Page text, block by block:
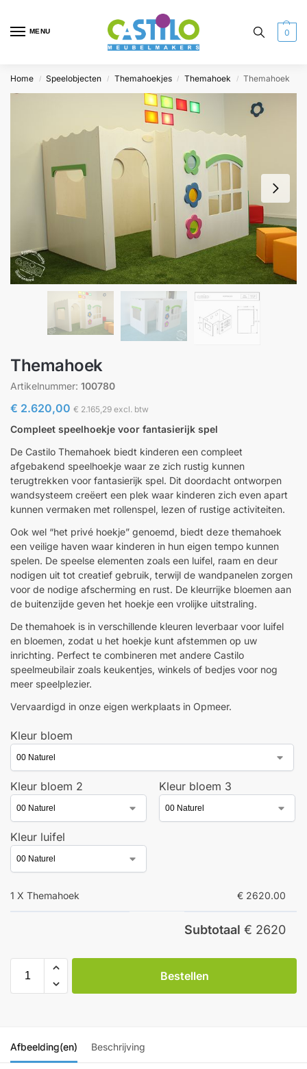
MENU 0
Home / Speelobjecten / Themahoekjes / Themahoek / Themahoek
Themahoek
Artikelnummer: 100780
€ 2.620,00 € 2.165,29 excl. btw
Compleet speelhoekje voor fantasierijk spel
De Castilo Themahoek biedt kinderen een compleet
afgebakend speelhoekje waar ze zich rustig kunnen
terugtrekken voor fantasierijk spel. Dit doordacht ontworpen
wandsysteem creëert een plek waar kinderen zich even apart
kunnen vermaken met rollenspel, lezen of rustige activiteiten.
Ook wel “het privé hoekje” genoemd, biedt deze themahoek
een veilige haven waar kinderen in hun eigen tempo kunnen
spelen. De speelse elementen zoals een luifel, raam en deur
nodigen uit tot creatief gebruik, terwijl de wandpanelen zorgen
voor de nodige afscherming en rust. De kleurrijke bloemen aan
de buitenzijde geven het hoekje een vrolijke uitstraling.
De themahoek is in verschillende kleuren leverbaar voor luifel
en bloemen, zodat u het hoekje kunt afstemmen op uw
inrichting. Perfect te combineren met andere Castilo
speelmeubilair zoals keukentjes, winkels of bedjes voor nog
meer speelplezier.
Vervaardigd in onze eigen werkplaats in Opmeer.
Kleur bloem
Kleur bloem 2 Kleur bloem 3
Kleur luifel
1 X Themahoek € 2620.00
Subtotaal € 2620
Bestellen
Afbeelding(en) Beschrijving